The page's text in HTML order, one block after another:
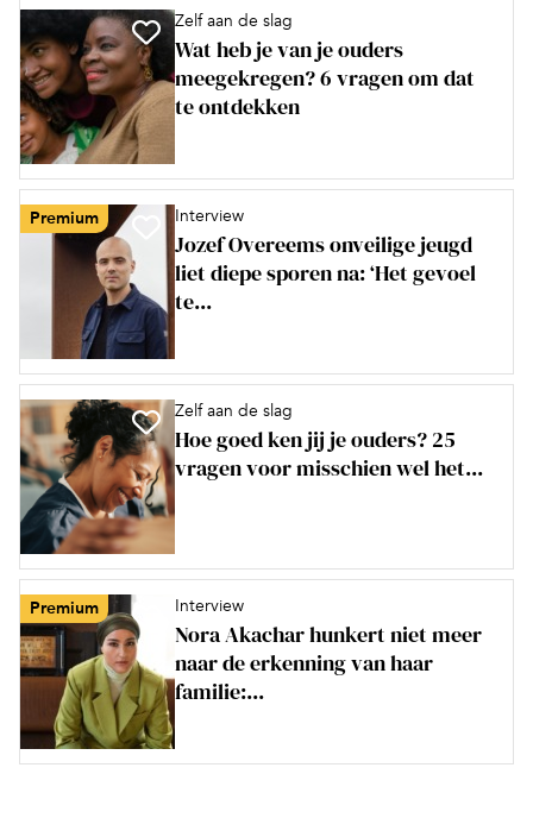
Zelf aan de slag
Wat heb je van je ouders
meegekregen? 6 vragen om dat
te ontdekken
Premium Interview
Jozef Overeems onveilige jeugd
liet diepe sporen na: ‘Het gevoel
te...
Zelf aan de slag
Hoe goed ken jij je ouders? 25
vragen voor misschien wel het...
Premium Interview
Nora Akachar hunkert niet meer
naar de erkenning van haar
familie:...